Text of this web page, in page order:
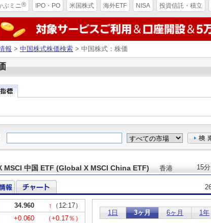
ぶミニ® IPO・PO 米国株式 海外ETF NISA 投資信託・積立
報 > 中国株式株価検索 > 中国株式：株価